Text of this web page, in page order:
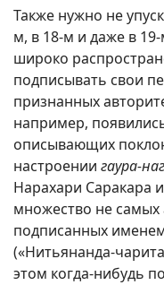
Также нужно не
м, в 18-м и даже в
широко
подписывать свои
признанных
например,
описывающих
настроении гаура-
Нарахари Саракара
множество не самых
подписанных
(«Нитьянанда-
этом когда-нибудь